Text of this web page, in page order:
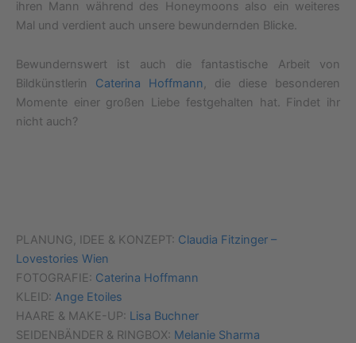
ihren Mann während des Honeymoons also ein weiteres
Mal und verdient auch unsere bewundernden Blicke.
Bewundernswert ist auch die fantastische Arbeit von
Bildkünstlerin Caterina Hoffmann, die diese besonderen
Momente einer großen Liebe festgehalten hat. Findet ihr
nicht auch?
PLANUNG, IDEE & KONZEPT: Claudia Fitzinger –
Lovestories Wien
FOTOGRAFIE: Caterina Hoffmann
KLEID: Ange Etoiles
HAARE & MAKE-UP: Lisa Buchner
SEIDENBÄNDER & RINGBOX: Melanie Sharma